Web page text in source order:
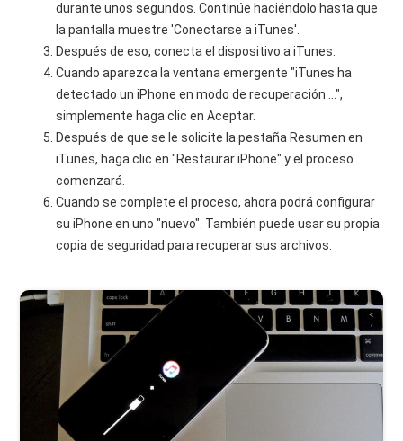
durante unos segundos. Continúe haciéndolo hasta que
la pantalla muestre 'Conectarse a iTunes'.
Después de eso, conecta el dispositivo a iTunes.
Cuando aparezca la ventana emergente "iTunes ha
detectado un iPhone en modo de recuperación ...",
simplemente haga clic en Aceptar.
Después de que se le solicite la pestaña Resumen en
iTunes, haga clic en "Restaurar iPhone" y el proceso
comenzará.
Cuando se complete el proceso, ahora podrá configurar
su iPhone en uno "nuevo". También puede usar su propia
copia de seguridad para recuperar sus archivos.